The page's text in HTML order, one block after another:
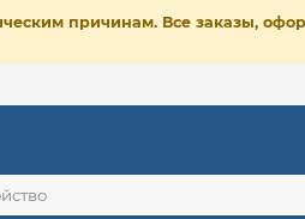
причинам. Все заказы,